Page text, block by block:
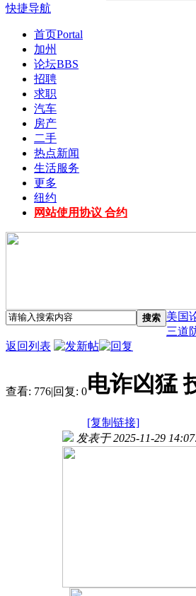
快捷导航
首页Portal
加州
论坛BBS
招聘
求职
汽车
房产
二手
热点新闻
生活服务
更多
纽约
网站使用协议 合约
搜索 美国
三道
返回列表
查看: 776|回复: 0电诈凶猛
[复制链接]
发表于 2025-11-29